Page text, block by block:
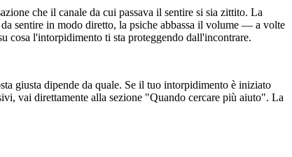
che il canale da cui passava il sentire si sia zittito. La
sentire in modo diretto, la psiche abbassa il volume — a volte
cosa l'intorpidimento ti sta proteggendo dall'incontrare.
giusta dipende da quale. Se il tuo intorpidimento è iniziato
vai direttamente alla sezione "Quando cercare più aiuto". La